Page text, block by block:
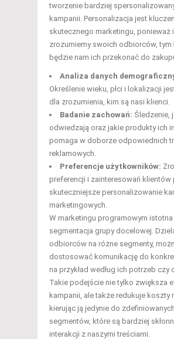
tworzenie bardziej
kampanii. Personalizacja jest
skutecznego marketingu, ponieważ
zrozumiemy swoich odbiorców, tym
będzie nam ich przekonać do
Analiza danych
Określenie wieku, płci i lokalizacji
dla zrozumienia, kim są nasi klienci.
Badanie zachowań: Śledzenie,
odwiedzają oraz jakie produkty ich
pomaga w doborze odpowiednich
reklamowych.
Preferencje użytkowników:
preferencji i zainteresowań klientów
skuteczniejsze personalizowanie
marketingowych.
W marketingu programowym
segmentacja grupy docelowej.
odbiorców na różne segmenty,
dostosować komunikację do
na przykład według ich potrzeb czy
Takie podejście nie tylko zwiększa
kampanii, ale także redukuje koszty
kierując ją jedynie do zdefiniowanych
segmentów, które są bardziej
interakcji z naszymi treściami.